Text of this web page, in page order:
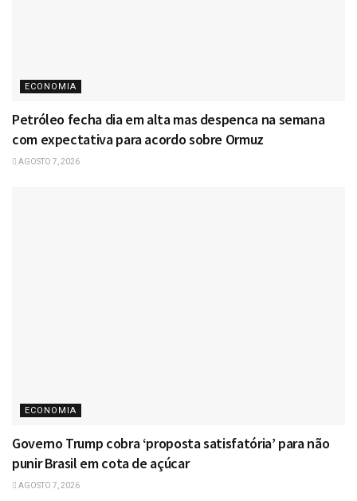
ECONOMIA
Petróleo fecha dia em alta mas despenca na semana
com expectativa para acordo sobre Ormuz
AGOSTO 7, 2026
ECONOMIA
Governo Trump cobra ‘proposta satisfatória’ para não
punir Brasil em cota de açúcar
AGOSTO 7, 2026